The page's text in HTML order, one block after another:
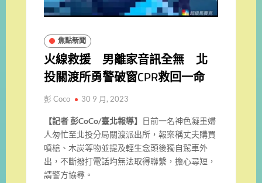
焦點新聞
火線救援 男離家音訊全無 北
投關渡所勇警破窗CPR救回一命
彭 Coco 30 9 月, 2023
【記者 彭CoCo/臺北報導】
日前一名神色凝重婦
人匆忙至北投分局關渡派出所，報案稱丈夫購買
噴槍、木炭等物並提及輕生念頭後獨自駕車外
出，不斷撥打電話均無法取得聯繫，擔心尋短，
請警方協尋。